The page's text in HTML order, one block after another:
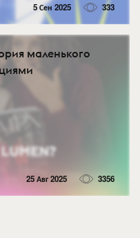
5 Сен 2025 333
маленького
25 Авг 2025 3356